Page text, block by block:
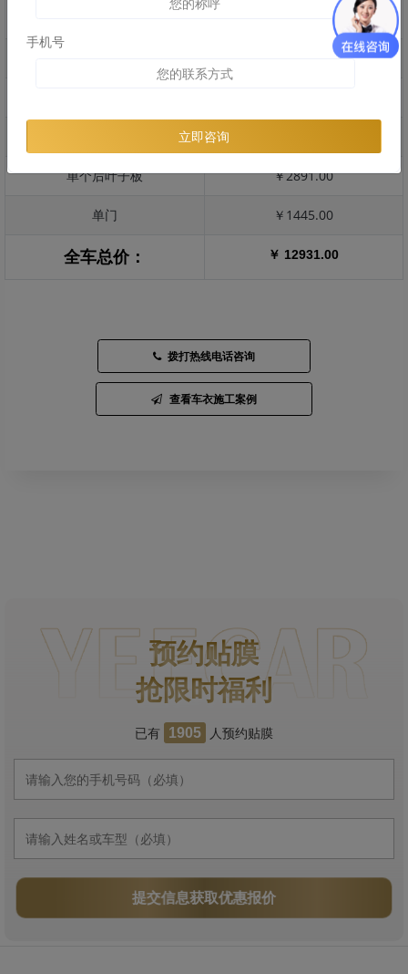
￥1245.00
￥2969.00
单个后叶子板 ￥2891.00
单门 ￥1445.00
全车总价： ￥ 12931.00
拨打热线电话咨询
查看车衣施工案例
预约贴膜
抢限时福利
已有 1905 人预约贴膜
提交信息获取优惠报价
手机号
立即咨询